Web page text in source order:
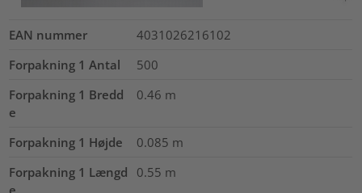
EAN nummer
4031026216102
Forpakning 1 Antal
500
Forpakning 1 Bredd
e
0.46 m
Forpakning 1 Højde 0.085 m
Forpakning 1 Længd
e
0.55 m